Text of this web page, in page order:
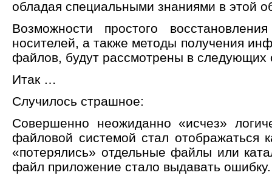
обладая специальными знаниями в этой
Возможности простого
носителей, а также методы получения
файлов, будут рассмотрены в следующих
Итак …
Случилось страшное:
Совершенно неожиданно «исчез»
файловой системой стал отображаться
«потерялись» отдельные файлы или
файл приложение стало выдавать ошибку.